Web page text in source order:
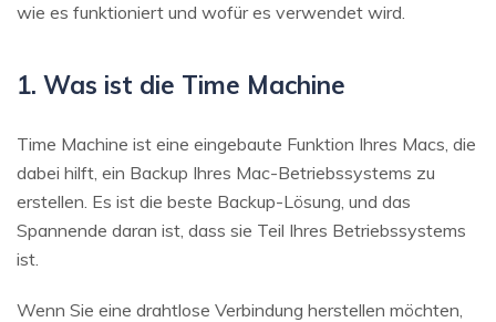
wie es funktioniert und wofür es verwendet wird.
1. Was ist die Time Machine
Time Machine ist eine eingebaute Funktion Ihres Macs, die
dabei hilft, ein Backup Ihres Mac-Betriebssystems zu
erstellen. Es ist die beste Backup-Lösung, und das
Spannende daran ist, dass sie Teil Ihres Betriebssystems
ist.
Wenn Sie eine drahtlose Verbindung herstellen möchten,